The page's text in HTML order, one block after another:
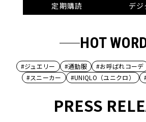
定期購読
デ
HOT
#ジュエリー #通勤服 #お呼ばれコーデ
#スニーカー
#UNIQLO（ユニクロ）
PRESS